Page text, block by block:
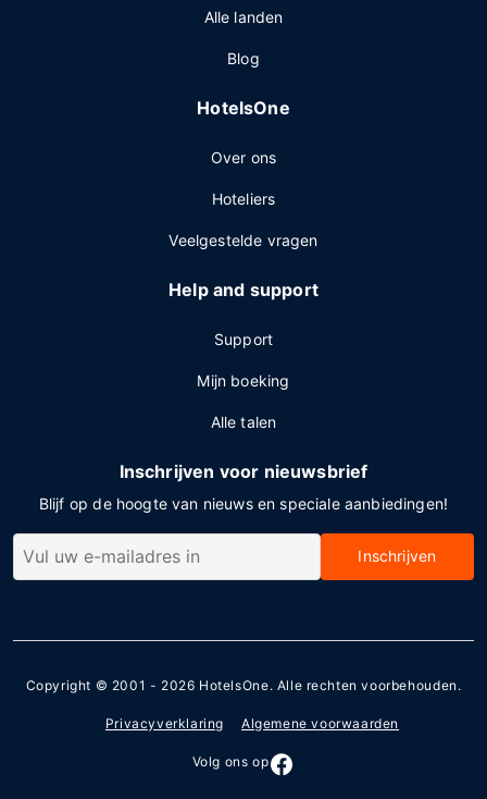
Alle landen
Blog
HotelsOne
Over ons
Hoteliers
Veelgestelde vragen
Help and support
Support
Mijn boeking
Alle talen
Inschrijven voor nieuwsbrief
Blijf op de hoogte van nieuws en speciale aanbiedingen!
Inschrijven
Copyright © 2001 - 2026 HotelsOne. Alle rechten voorbehouden.
Privacyverklaring Algemene voorwaarden
Volg ons op